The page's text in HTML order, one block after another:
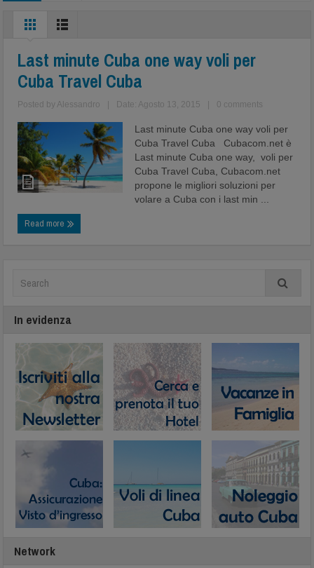
Last minute Cuba one way voli per
Cuba Travel Cuba
Posted by Alessandro Date: Agosto 13, 2015 0 comments
Last minute Cuba one way voli per
Cuba Travel Cuba Cubacom.net è
Last minute Cuba one way, voli per
Cuba Travel Cuba, Cubacom.net
propone le migliori soluzioni per
volare a Cuba con i last min ...
Read more
In evidenza
Network